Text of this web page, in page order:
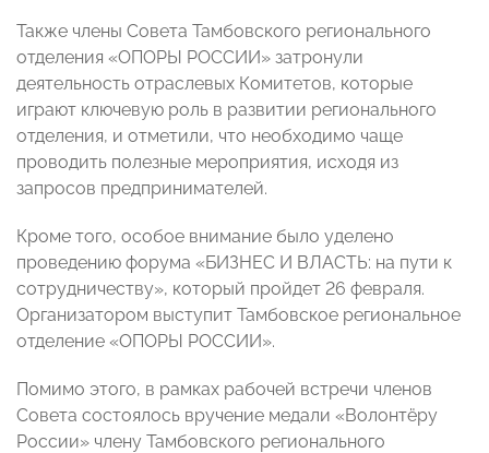
Также члены Совета Тамбовского регионального
отделения «ОПОРЫ РОССИИ» затронули
деятельность отраслевых Комитетов, которые
играют ключевую роль в развитии регионального
отделения, и отметили, что необходимо чаще
проводить полезные мероприятия, исходя из
запросов предпринимателей.
Кроме того, особое внимание было уделено
проведению форума «БИЗНЕС И ВЛАСТЬ: на пути к
сотрудничеству», который пройдет 26 февраля.
Организатором выступит Тамбовское региональное
отделение «ОПОРЫ РОССИИ».
Помимо этого, в рамках рабочей встречи членов
Совета состоялось вручение медали «Волонтёру
России» члену Тамбовского регионального